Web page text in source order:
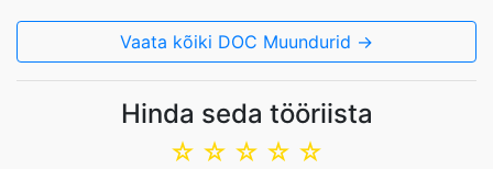
Vaata kõiki DOC Muundurid →
Hinda seda tööriista
☆
☆
☆
☆
☆